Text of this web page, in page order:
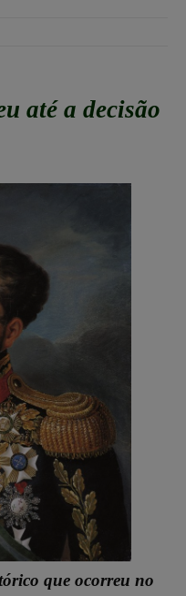
até a decisão
que ocorreu no